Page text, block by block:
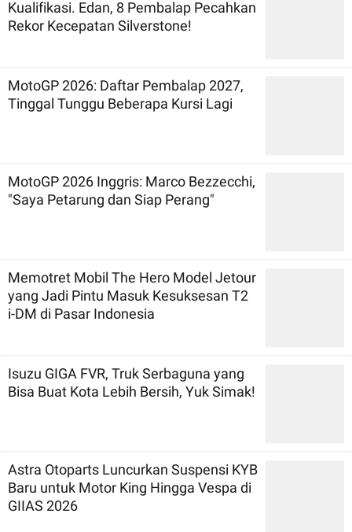
Kualifikasi. Edan, 8 Pembalap Pecahkan
Rekor Kecepatan Silverstone!
MotoGP 2026: Daftar Pembalap 2027,
Tinggal Tunggu Beberapa Kursi Lagi
MotoGP 2026 Inggris: Marco Bezzecchi,
"Saya Petarung dan Siap Perang"
Memotret Mobil The Hero Model Jetour
yang Jadi Pintu Masuk Kesuksesan T2
i-DM di Pasar Indonesia
Isuzu GIGA FVR, Truk Serbaguna yang
Bisa Buat Kota Lebih Bersih, Yuk Simak!
Astra Otoparts Luncurkan Suspensi KYB
Baru untuk Motor King Hingga Vespa di
GIIAS 2026